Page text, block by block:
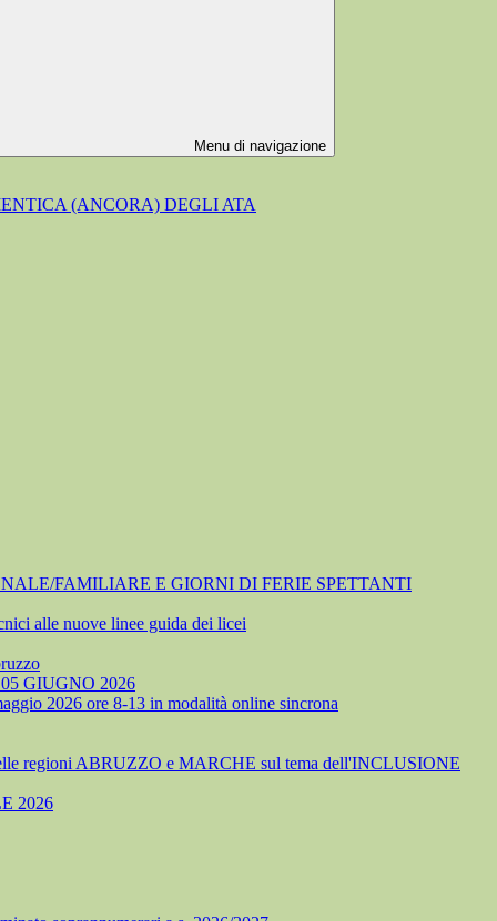
Menu di navigazione
(ANCORA) DEGLI ATA
FAMILIARE E GIORNI DI FERIE SPETTANTI
alle nuove linee guida dei licei
GIUGNO 2026
2026 ore 8-13 in modalità online sincrona
regioni ABRUZZO e MARCHE sul tema dell'INCLUSIONE
2026